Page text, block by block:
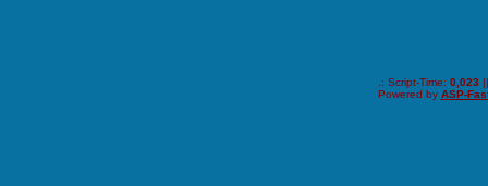
.: Script-Time: 0,023
Powered by ASP-